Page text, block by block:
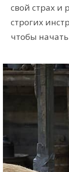
свой страх и
строгих
чтобы